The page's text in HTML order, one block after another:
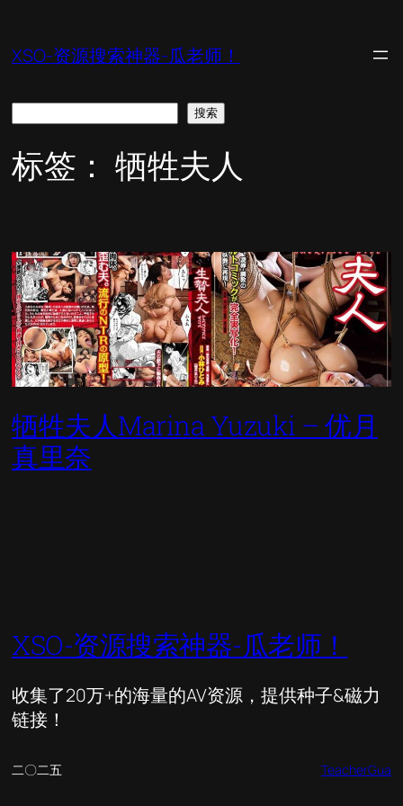
内
XSO-资源搜索神器-瓜老师！
搜索
标签： 牺牲夫人
牺牲夫人Marina Yuzuki – 优月
真里奈
XSO-资源搜索神器-瓜老师！
收集了20万+的海量的AV资源，提供种子&磁力
链接！
二〇二五 TeacherGua